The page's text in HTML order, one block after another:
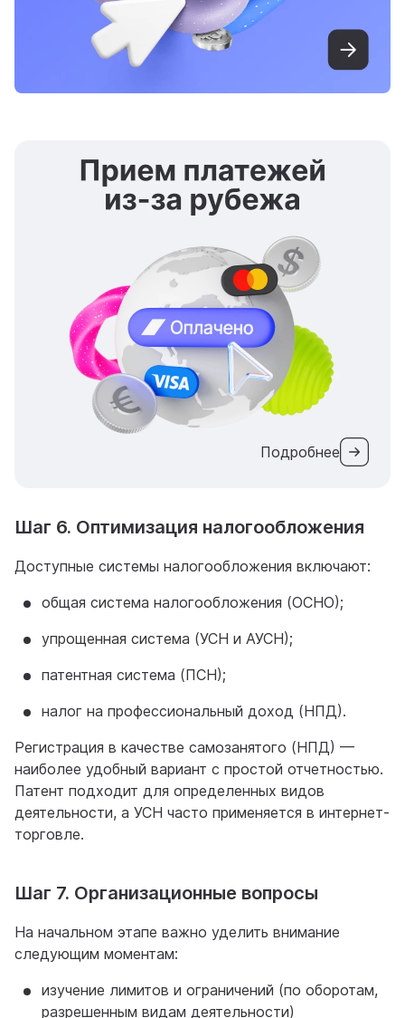
Подробнее
Шаг 6. Оптимизация налогообложения
Доступные системы налогообложения включают:
общая система налогообложения (ОСНО);
упрощенная система (УСН и АУСН);
патентная система (ПСН);
налог на профессиональный доход (НПД).
Регистрация в качестве самозанятого (НПД) —
наиболее удобный вариант с простой отчетностью.
Патент подходит для определенных видов
деятельности, а УСН часто применяется в интернет-
торговле.
Шаг 7. Организационные вопросы
На начальном этапе важно уделить внимание
следующим моментам:
изучение лимитов и ограничений (по оборотам,
разрешенным видам деятельности)